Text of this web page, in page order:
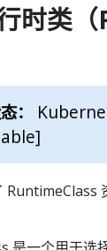
时类
：
RuntimeClass